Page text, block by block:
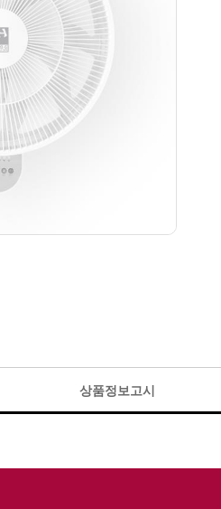
상품정보고시